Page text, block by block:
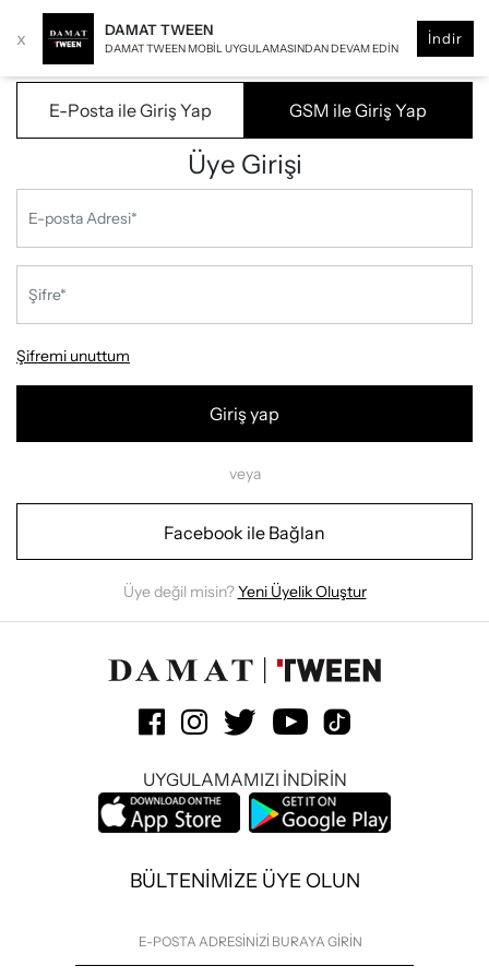
x DAMAT TWEEN
DAMAT TWEEN MOBIL UYGULAMASINDAN DEVAM EDIN
İndir
E-Posta ile Giriş Yap GSM ile Giriş Yap
Üye Girişi
Şifremi unuttum
Giriş yap
veya
Facebook ile Bağlan
Üye değil misin?Yeni Üyelik Oluştur
UYGULAMAMIZI İNDİRİN
BÜLTENİMİZE ÜYE OLUN